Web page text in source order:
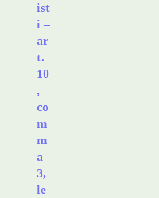
ist
i –
ar
t.
10
,
co
m
m
a
3,
le